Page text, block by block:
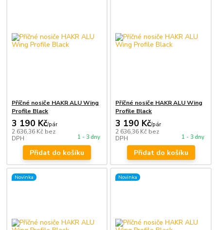
Příčné nosiče HAKR ALU Wing
Profile Black
3 190 Kč/pár
2 636,36 Kč bez
DPH
1 - 3 dny
Přidat do košíku
Příčné nosiče HAKR ALU Wing
Profile Black
3 190 Kč/pár
2 636,36 Kč bez
DPH
1 - 3 dny
Přidat do košíku
Novinka Novinka